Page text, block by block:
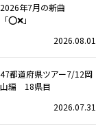
2026年7月の新曲
「⭕️❌」
2026.08.01
47都道府県ツアー7/12岡
山編 18県目
2026.07.31